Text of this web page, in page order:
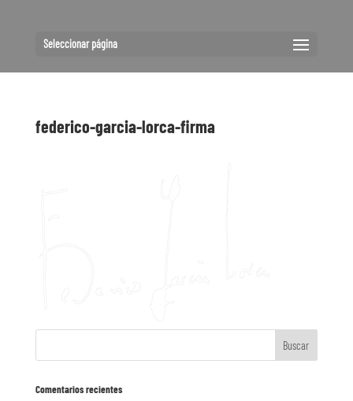
Seleccionar página
federico-garcia-lorca-firma
Comentarios recientes